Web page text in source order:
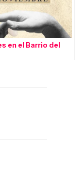
en el Barrio del